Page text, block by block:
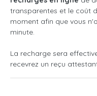
transparentes et le coût
moment afin que vous
minute.
La recharge sera
recevrez un reçu